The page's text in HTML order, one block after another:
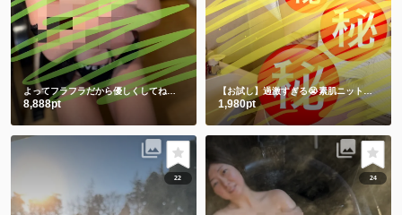
よってフラフラだから優しくしてね💕ワキと手ぶらは裸より恥ずかしい🫣
8,888pt
【お試し】過激すぎる😭素肌ニットからの手ぶらショット㊙️
1,980pt
22 24